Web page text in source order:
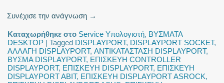
Συνέχισε την ανάγνωση →
Καταχωρήθηκε στο Service Υπολογιστή, ΒΥΣΜΑΤΑ
DESKTOP |Tagged DISPLAYPORT, DISPLAYPORT SOCKET,
ΑΛΛΑΓΗ DISPLAYPORT,ΑΝΤΙΚΑΤΑΣΤΑΣΗ DISPLAYPORT,
ΒΥΣΜΑ DISPLAYPORT, ΕΠΙΣΚΕΥΗ CONTROLLER
DISPLAYPORT, ΕΠΙΣΚΕΥΗ DISPLAYPORT, ΕΠΙΣΚΕΥΗ
DISPLAYPORT ABIT, ΕΠΙΣΚΕΥΗ DISPLAYPORT ASROCK,